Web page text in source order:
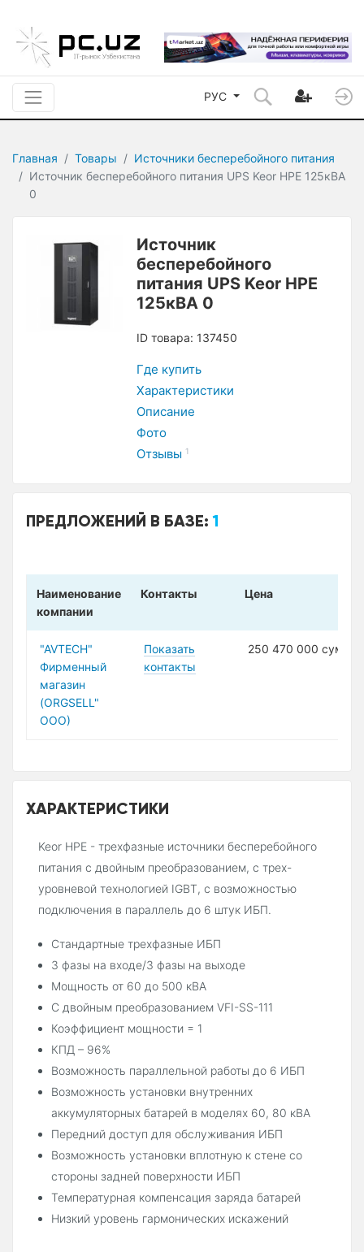
РУС
Главная Товары
Источники бесперебойного питания
Источник бесперебойного питания UPS Keor HPE 125кВА
0
Источник
бесперебойного
питания UPS Keor HPE
125кВА 0
ID товара: 137450
Где купить
Характеристики
Описание
Фото
Отзывы 1
ПРЕДЛОЖЕНИЙ В БАЗЕ:1
Наименование
компании
Контакты Цена
"AVTECH"
Фирменный
магазин
(ORGSELL"
ООО)
Показать
контакты
250 470 000 сум
ХАРАКТЕРИСТИКИ
Keor HPE - трехфазные источники бесперебойного
питания c двойным преобразованием, с трех-
уровневой технологией IGBT, с возможностью
подключения в параллель до 6 штук ИБП.
Стандартные трехфазные ИБП
3 фазы на входе/3 фазы на выходе
Мощность от 60 до 500 кВА
С двойным преобразованием VFI-SS-111
Коэффициент мощности = 1
КПД – 96%
Возможность параллельной работы до 6 ИБП
Возможность установки внутренних
аккумуляторных батарей в моделях 60, 80 кВА
Передний доступ для обслуживания ИБП
Возможность установки вплотную к стене со
стороны задней поверхности ИБП
Температурная компенсация заряда батарей
Низкий уровень гармонических искажений